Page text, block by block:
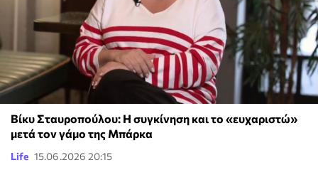
Βίκυ Σταυροπούλου: Η συγκίνηση και το «ευχαριστώ»
μετά τον γάμο της Μπάρκα
Life 15.06.2026 20:15